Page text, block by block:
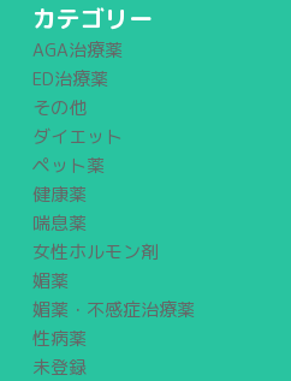
カテゴリー
AGA治療薬
ED治療薬
その他
ダイエット
ペット薬
健康薬
喘息薬
女性ホルモン剤
媚薬
媚薬・不感症治療薬
性病薬
未登録